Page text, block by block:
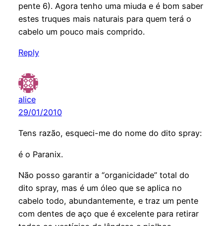
pente 6). Agora tenho uma miuda e é bom saber
estes truques mais naturais para quem terá o
cabelo um pouco mais comprido.
Reply
alice
29/01/2010
Tens razão, esqueci-me do nome do dito spray:
é o Paranix.
Não posso garantir a “organicidade” total do
dito spray, mas é um óleo que se aplica no
cabelo todo, abundantemente, e traz um pente
com dentes de aço que é excelente para retirar